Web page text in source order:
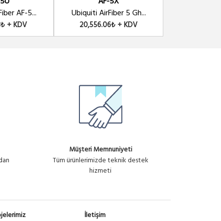
Ubiquiti AirFiber 5 Ghz ...
22,520.23₺ + KDV
22,520.23₺ + KDV
AF-5...
+ KDV
Ubiquiti AirFiber 5 Gh...
20,556.06₺ + KDV
Müşteri Memnuniyeti
Tüm ürünlerimizde teknik destek
hizmeti
İletişim